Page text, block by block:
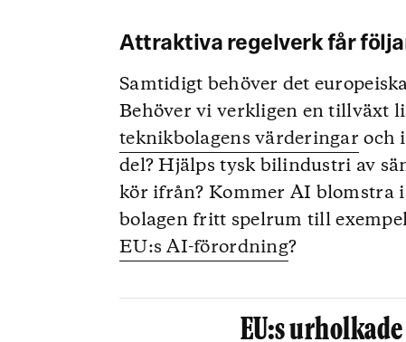
Attraktiva regelverk får
Samtidigt behöver det
Behöver vi verkligen en tillväxt
teknikbolagens värderingar och
del? Hjälps tysk bilindustri av
kör ifrån? Kommer AI blomstra
bolagen fritt spelrum till
EU:s AI-förordning?
EU:s